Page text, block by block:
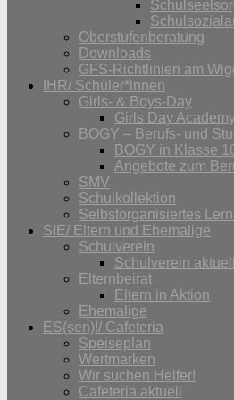
Oberstufenberatung
Downloads
GFS-Richtlinien am
IHR/ Schüler*innen
Girls- & Boys-Day
Girls Day
BOGY – Berufs- und
BOGY in Klasse
Angebote zum
SMV
Schulkollektion
Selbstorganisiertes
SIE/ Eltern und Ehemalige
Schulverein
Schulverein aktuell
Elternbeirat
Eltern in Aktion
Ehemalige
ES(sen)!/ Cafeteria
Speiseplan
Wertmarken
Wir suchen Helfer!
Cafeteria aktuell